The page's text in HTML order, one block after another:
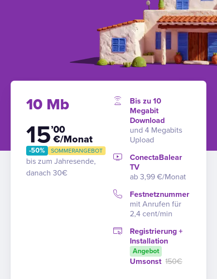
10 Mb
15’00
€/Monat
-50% SOMMERANGEBOT
bis zum Jahresende,
danach 30€
Bis zu 10
Megabit
Download
und 4 Megabits
Upload
ConectaBalear
TV
ab 3,99 €/Monat
Festnetznummer
mit Anrufen für
2,4 cent/min
Registrierung +
Installation
Angebot
Umsonst 150€